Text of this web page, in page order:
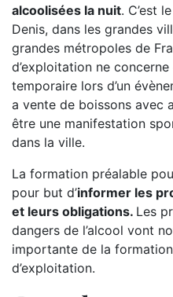
alcoolisées la nuit. C’est
Denis, dans les grandes
grandes métropoles de
d’exploitation ne
temporaire lors d’un
a vente de boissons avec
être une manifestation
dans la ville.
La formation préalable
pour but d’informer les
et leurs obligations. Les
dangers de l’alcool vont
importante de la
d’exploitation.